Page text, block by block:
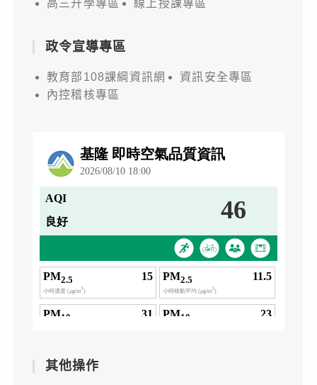
高三升學專區 線上授課專區
政令宣導專區
教育部108課綱資訊網
資訊安全專區
內控稽核專區
其他操作